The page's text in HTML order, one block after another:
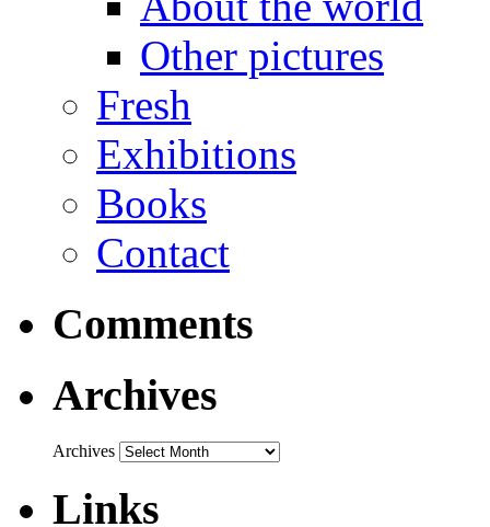
Other pictures
Fresh
Exhibitions
Books
Contact
Comments
Archives
Archives
Links